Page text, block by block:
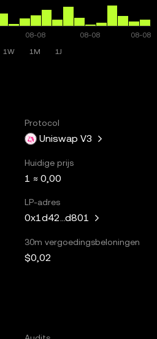
1W 1M 1J
Protocol
Uniswap V3
Huidige prijs
1 ≈ 0,00
LP-adres
0x1d42...d801
30m vergoedingsbeloningen
$0,02